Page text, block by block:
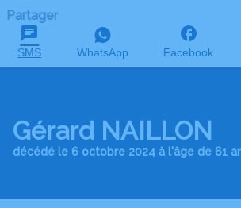
Partager
SMS WhatsApp Facebook
Gérard NAILLON
décédé le 6 octobre 2024 à l'âge de 61